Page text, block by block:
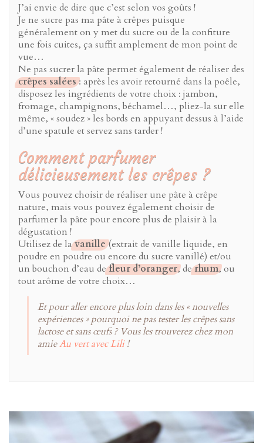
J’ai envie de dire que c’est selon vos goûts !
Je ne sucre pas ma pâte à crêpes puisque
généralement on y met du sucre ou de la confiture
une fois cuites, ça suffit amplement de mon point de
vue…
Ne pas sucrer la pâte permet également de réaliser des
crêpes salées: après les avoir retourné dans la poêle,
disposez les ingrédients de votre choix : jambon,
fromage, champignons, béchamel…, pliez-la sur elle
même, « soudez » les bords en appuyant dessus à l’aide
d’une spatule et servez sans tarder !
Comment parfumer
délicieusement les crêpes ?
Vous pouvez choisir de réaliser une pâte à crêpe
nature, mais vous pouvez également choisir de
parfumer la pâte pour encore plus de plaisir à la
dégustation !
Utilisez de lavanille(extrait de vanille liquide, en
poudre en poudre ou encore du sucre vanillé) et/ou
un bouchon d’eau defleur d’oranger, derhum, ou
tout arôme de votre choix…
Et pour aller encore plus loin dans les « nouvelles
expériences » pourquoi ne pas tester les crêpes sans
lactose et sans œufs ? Vous les trouverez chez mon
amieAu vert avec Lili!